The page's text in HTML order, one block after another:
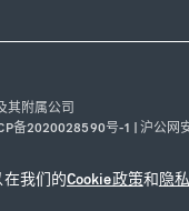
我们的Cookie政策和隐
其附属公司
备2020028590号-1
沪公网